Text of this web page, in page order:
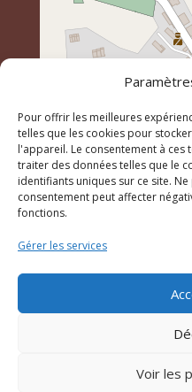
Pour offrir les meilleures
telles que les cookies pour
l'appareil. Le consentement à
traiter des données telles que le
identifiants uniques sur ce site.
consentement peut affecter
fonctions.
Gérer les services
Voir les